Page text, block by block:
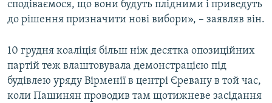
сподіваємося, що вони будуть плідними і приведуть
до рішення призначити нові вибори», – заявляв він.
10 грудня коаліція більш ніж десятка опозиційних
партій теж влаштовувала демонстрацією під
будівлею уряду Вірменії в центрі Єревану в той час,
коли Пашинян проводив там щотижневе засідання